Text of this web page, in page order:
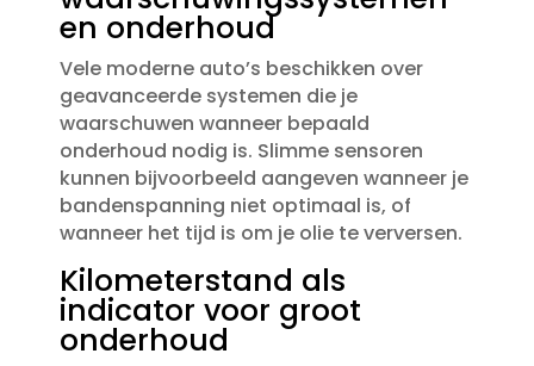
en onderhoud
Vele moderne auto’s beschikken over
geavanceerde systemen die je
waarschuwen wanneer bepaald
onderhoud nodig is.​ Slimme sensoren
kunnen bijvoorbeeld aangeven wanneer je
bandenspanning niet optimaal is, of
wanneer het tijd is om je olie te verversen.​
Kilometerstand als
indicator voor groot
onderhoud